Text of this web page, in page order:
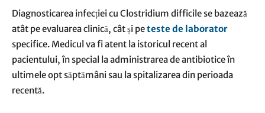
Diagnosticarea infecției cu Clostridium difficile se bazează
atât pe evaluarea clinică, cât și peteste de laborator
specifice. Medicul va fi atent la istoricul recent al
pacientului, în special la administrarea de antibiotice în
ultimele opt săptămâni sau la spitalizarea din perioada
recentă.